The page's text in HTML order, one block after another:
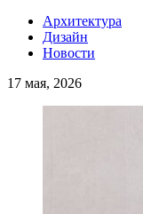
Архитектура
Дизайн
Новости
17 мая, 2026